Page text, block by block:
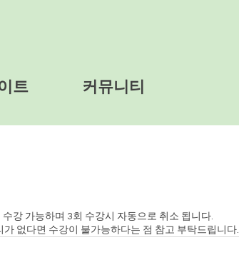
트 커뮤니티
강 가능하며 3회 수강시 자동으로 취소 됩니다.
수강이 불가능하다는 점 참고 부탁드립니다.